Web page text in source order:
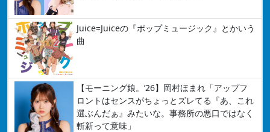
Juice=Juiceの『ポップミュージック』とかいう
曲
【モーニング娘。’26】岡村ほまれ「アップフ
ロントはセンスがちょっとズレてる『あ、これ
選ぶんだぁ』みたいな。事務所の悪口ではなく
斬新って意味」